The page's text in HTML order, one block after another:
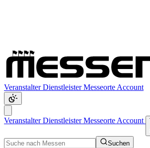
VeranstalterDienstleisterMesseorte Account
VeranstalterDienstleisterMesseorte Account
Suchen